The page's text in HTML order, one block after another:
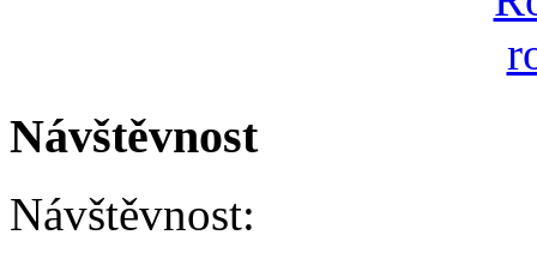
Návštěvnost
Návštěvnost: